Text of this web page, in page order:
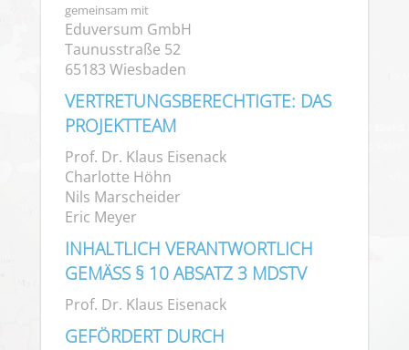
gemeinsam mit
Eduversum GmbH
Taunusstraße 52
65183 Wiesbaden
VERTRETUNGSBERECHTIGTE: DAS
PROJEKTTEAM
Prof. Dr. Klaus Eisenack
Charlotte Höhn
Nils Marscheider
Eric Meyer
INHALTLICH VERANTWORTLICH
GEMÄSS § 10 ABSATZ 3 MDSTV
Prof. Dr. Klaus Eisenack
GEFÖRDERT DURCH